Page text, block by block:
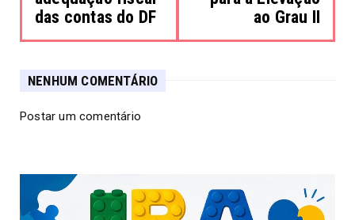
das contas do DF
ao Grau II
NENHUM COMENTÁRIO
Postar um comentário